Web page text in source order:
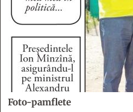
Foto-pamflete